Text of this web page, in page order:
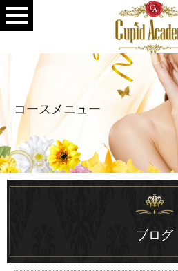
コースメニュー
ブログ